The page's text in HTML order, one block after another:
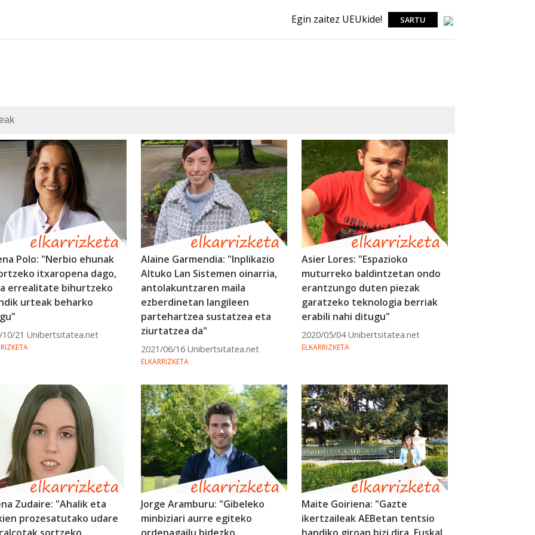
Egin zaitez UEUkide! SARTU
Polo: "Nerbio ehunak
itxaropena dago,
errealitate bihurtzeko
urteak beharko
10/21 Unibertsitatea.net
Alaine Garmendia: "Inplikazio
Altuko Lan Sistemen oinarria,
antolakuntzaren maila
ezberdinetan langileen
partehartzea sustatzea eta
ziurtatzea da"
2021/06/16 Unibertsitatea.net
ELKARRIZKETA
Asier Lores: "Espazioko
muturreko baldintzetan ondo
erantzungo duten piezak
garatzeko teknologia berriak
erabili nahi ditugu"
2020/05/04 Unibertsitatea.net
ELKARRIZKETA
Zudaire: "Ahalik eta
prozesatutako udare
Jorge Aramburu: "Gibeleko
minbiziari aurre egiteko
Maite Goiriena: "Gazte
ikertzaileak AEBetan tentsio